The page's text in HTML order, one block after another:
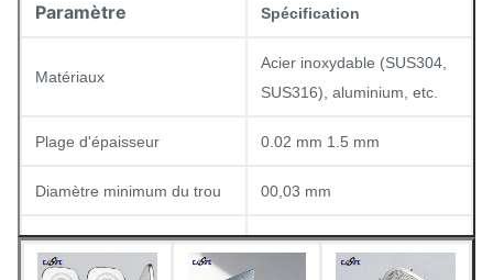
Paramètre Spécification
Matériaux
Acier inoxydable (SUS304,
SUS316), aluminium, etc.
Plage d'épaisseur 0.02 mm 1.5 mm
Diamètre minimum du trou 00,03 mm
Largeur minimale de ligne 0.015 mm